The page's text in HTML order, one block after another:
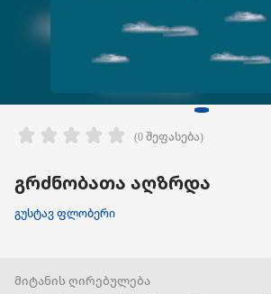
(0 შეფასება)
გრძნობათა აღზრდა
გუსტავ ფლობერი
მიტანის ღირებულება